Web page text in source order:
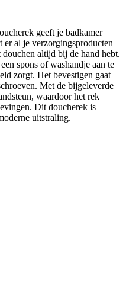
geeft je badkamer
er al je verzorgingsproducten
altijd bij de hand hebt.
spons of washandje aan te
zorgt. Het bevestigen gaat
Met de bijgeleverde
waardoor het rek
Dit doucherek is
uitstraling.